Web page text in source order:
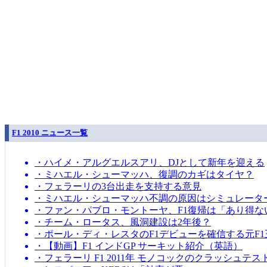
F1 2010 ニュース一覧
・ハイメ・アルグエルスアリ、DJとして新年を迎える
・ミハエル・シューマッハ、復調のカギはタイヤ？
・フェラーリの3台出走を支持する意見
・ミハエル・シューマッハ不調の原因はシミュレータ
・ファン・パブロ・モントーヤ、F1復帰は「あり得な
・チーム・ロータス、風洞建設は2年後？
・ポール・ディ・レスタのF1デビューを確信する元F1
・【動画】F1 インドGP サーキット紹介（英語）
・フェラーリ F1 2011年 モノコックのクラッシュテス